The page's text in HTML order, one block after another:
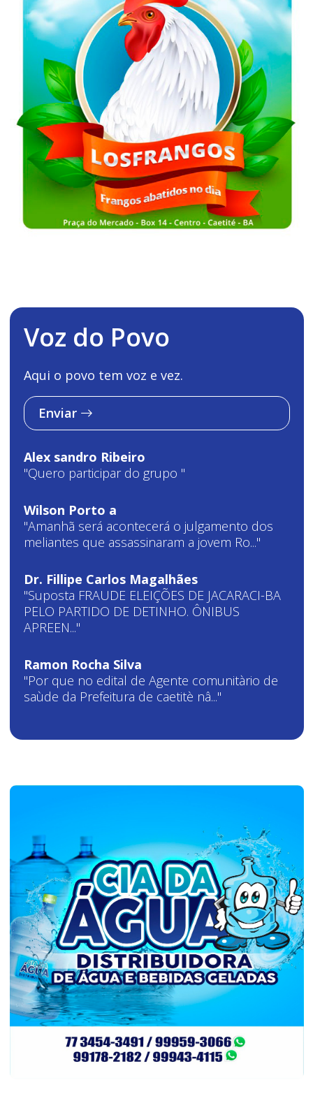
Voz do Povo
Aqui o povo tem voz e vez.
Enviar
Alex sandro Ribeiro
"Quero participar do grupo "
Wilson Porto a
"Amanhã será acontecerá o julgamento dos
meliantes que assassinaram a jovem Ro..."
Dr. Fillipe Carlos Magalhães
"Suposta FRAUDE ELEIÇÕES DE JACARACI-BA
PELO PARTIDO DE DETINHO. ÔNIBUS
APREEN..."
Ramon Rocha Silva
"Por que no edital de Agente comunitàrio de
saùde da Prefeitura de caetitè nâ..."